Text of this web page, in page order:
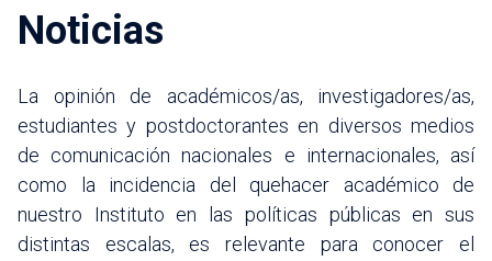
FACULTAD DE ARQUITECTURA, DISEÑO Y ESTUDIOS URBANOS
Noticias
La opinión de académicos/as, investigadores/as,
estudiantes y postdoctorantes en diversos medios
de comunicación nacionales e internacionales, así
como la incidencia del quehacer académico de
nuestro Instituto en las políticas públicas en sus
distintas escalas, es relevante para conocer el